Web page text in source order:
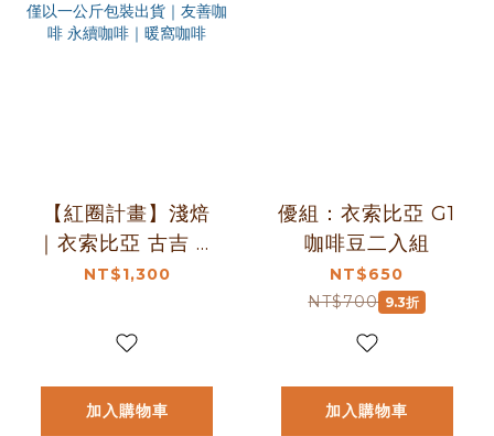
【紅圈計畫】淺焙
｜衣索比亞 古吉 烏
拉嘎 G1 茉香柚 水
公斤裝 咖啡豆※不
裝，僅以一公斤包
裝出貨｜友善咖啡
NT$1,300
加入購物車
優組：衣索比亞 G1
咖啡豆二入組
NT$650
NT$700 9.3折
加入購物車